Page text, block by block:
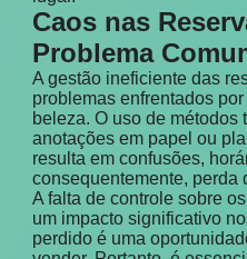
Caos nas
Problema
A gestão ineficiente das
problemas enfrentados
beleza. O uso de métodos
anotações em papel ou
resulta em confusões,
consequentemente, perda
A falta de controle sobre
um impacto significativo
perdido é uma